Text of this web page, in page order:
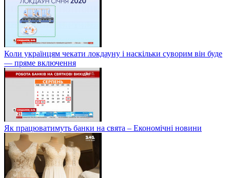
Коли українцям чекати локдауну і наскільки суворим він буде
— пряме включення
Як працюватимуть банки на свята – Економічні новини